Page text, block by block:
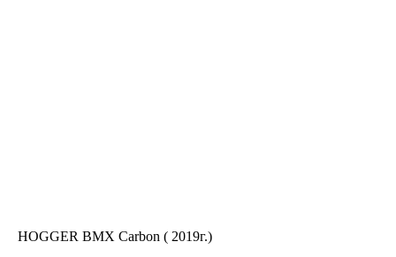
HOGGER BMX Carbon ( 2019г.)